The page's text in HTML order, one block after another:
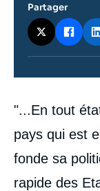
Contenu
intervention
médiatique
"...En tout
pays qui est
fonde sa
rapide des
Partager